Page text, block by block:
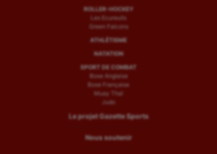
ROLLER-HOCKEY
Les Ecureuils
Green Falcons
ATHLÉTISME
NATATION
SPORT DE COMBAT
Boxe Anglaise
Boxe Française
Muay Thaï
Judo
Le projet Gazette Sports
Nous soutenir